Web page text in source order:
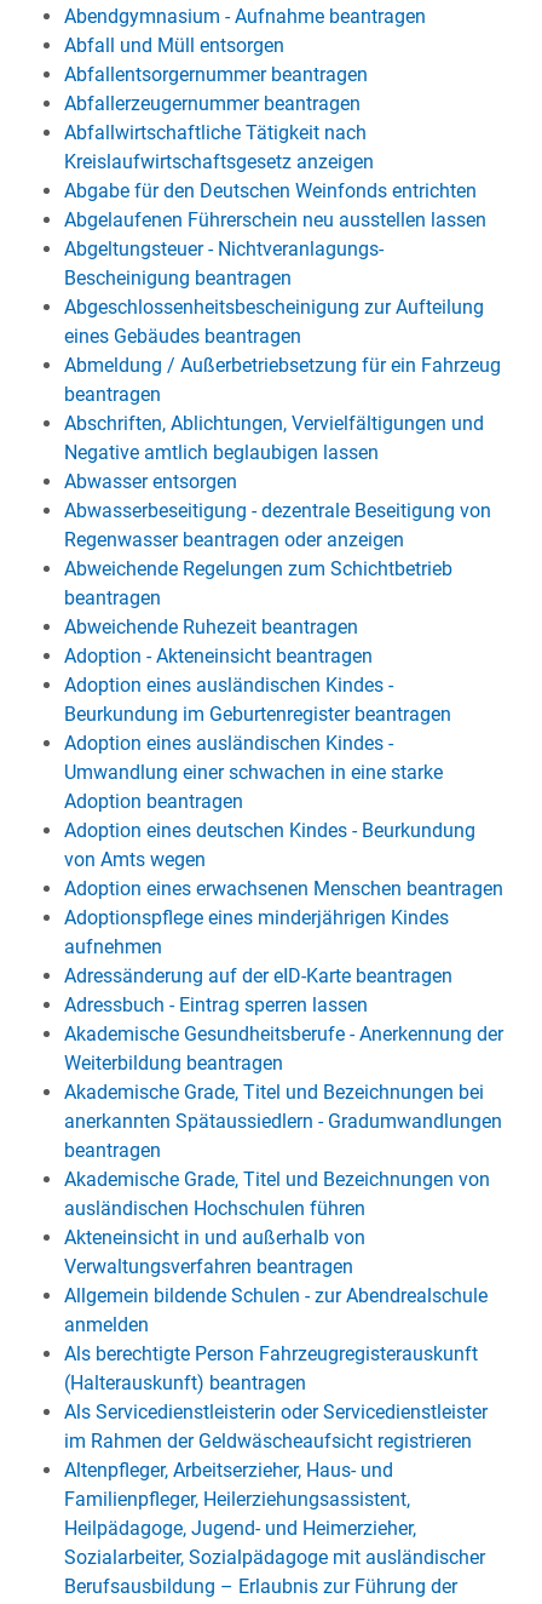
Abendgymnasium - Aufnahme beantragen
Abfall und Müll entsorgen
Abfallentsorgernummer beantragen
Abfallerzeugernummer beantragen
Abfallwirtschaftliche Tätigkeit nach
Kreislaufwirtschaftsgesetz anzeigen
Abgabe für den Deutschen Weinfonds entrichten
Abgelaufenen Führerschein neu ausstellen lassen
Abgeltungsteuer - Nichtveranlagungs-
Bescheinigung beantragen
Abgeschlossenheitsbescheinigung zur Aufteilung
eines Gebäudes beantragen
Abmeldung / Außerbetriebsetzung für ein Fahrzeug
beantragen
Abschriften, Ablichtungen, Vervielfältigungen und
Negative amtlich beglaubigen lassen
Abwasser entsorgen
Abwasserbeseitigung - dezentrale Beseitigung von
Regenwasser beantragen oder anzeigen
Abweichende Regelungen zum Schichtbetrieb
beantragen
Abweichende Ruhezeit beantragen
Adoption - Akteneinsicht beantragen
Adoption eines ausländischen Kindes -
Beurkundung im Geburtenregister beantragen
Adoption eines ausländischen Kindes -
Umwandlung einer schwachen in eine starke
Adoption beantragen
Adoption eines deutschen Kindes - Beurkundung
von Amts wegen
Adoption eines erwachsenen Menschen beantragen
Adoptionspflege eines minderjährigen Kindes
aufnehmen
Adressänderung auf der eID-Karte beantragen
Adressbuch - Eintrag sperren lassen
Akademische Gesundheitsberufe - Anerkennung der
Weiterbildung beantragen
Akademische Grade, Titel und Bezeichnungen bei
anerkannten Spätaussiedlern - Gradumwandlungen
beantragen
Akademische Grade, Titel und Bezeichnungen von
ausländischen Hochschulen führen
Akteneinsicht in und außerhalb von
Verwaltungsverfahren beantragen
Allgemein bildende Schulen - zur Abendrealschule
anmelden
Als berechtigte Person Fahrzeugregisterauskunft
(Halterauskunft) beantragen
Als Servicedienstleisterin oder Servicedienstleister
im Rahmen der Geldwäscheaufsicht registrieren
Altenpfleger, Arbeitserzieher, Haus- und
Familienpfleger, Heilerziehungsassistent,
Heilpädagoge, Jugend- und Heimerzieher,
Sozialarbeiter, Sozialpädagoge mit ausländischer
Berufsausbildung – Erlaubnis zur Führung der